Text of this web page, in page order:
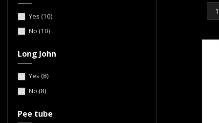
Yes (10)
No (10)
Long John
Yes (8)
No (8)
Pee tube